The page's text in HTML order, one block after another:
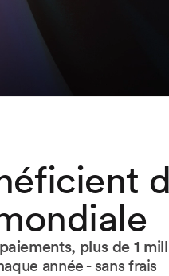
plus de 1
année - sans frais